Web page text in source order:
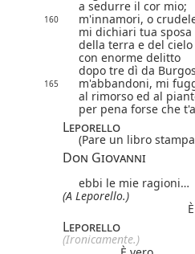
a sedurre il cor mio;
160
m'innamori, o
mi dichiari tua
della terra e del
con enorme delitto
dopo tre dì da
165
m'abbandoni, mi
al rimorso ed al
per pena forse che
Leporello
(Pare un libro
Don Giovanni
ebbi le mie ragioni…
(A Leporello.)
Leporello
(Ironicamente.)